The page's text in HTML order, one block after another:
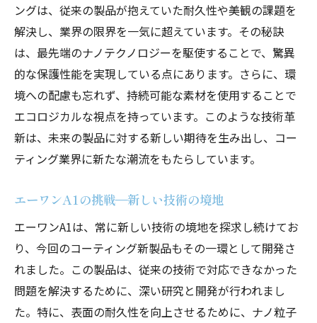
ングは、従来の製品が抱えていた耐久性や美観の課題を
解決し、業界の限界を一気に超えています。その秘訣
は、最先端のナノテクノロジーを駆使することで、驚異
的な保護性能を実現している点にあります。さらに、環
境への配慮も忘れず、持続可能な素材を使用することで
エコロジカルな視点を持っています。このような技術革
新は、未来の製品に対する新しい期待を生み出し、コー
ティング業界に新たな潮流をもたらしています。
エーワンA1の挑戦—新しい技術の境地
エーワンA1は、常に新しい技術の境地を探求し続けてお
り、今回のコーティング新製品もその一環として開発さ
れました。この製品は、従来の技術で対応できなかった
問題を解決するために、深い研究と開発が行われまし
た。特に、表面の耐久性を向上させるために、ナノ粒子